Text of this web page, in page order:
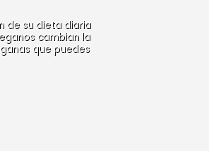
de su dieta diaria
cambian la
que puedes